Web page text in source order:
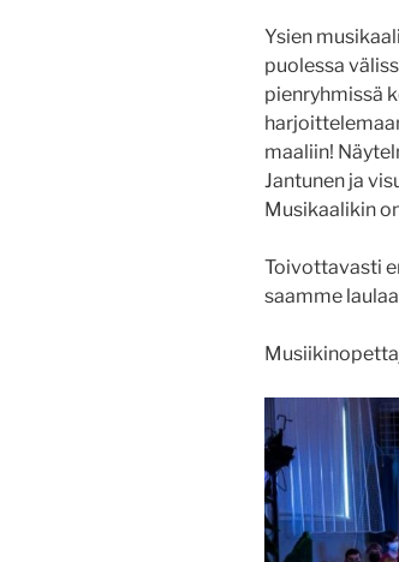
Ysien
puolessa
pienryhmissä
maaliin!
Jantunen ja
Musikaalikin
Toivottavasti
saamme